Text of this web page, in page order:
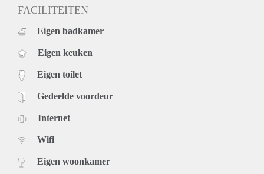
FACILITEITEN
Eigen badkamer
Eigen keuken
Eigen toilet
Gedeelde voordeur
Internet
Wifi
Eigen woonkamer